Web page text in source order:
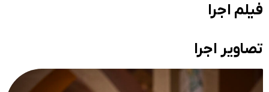
فیلم اجرا
تصاویر اجرا